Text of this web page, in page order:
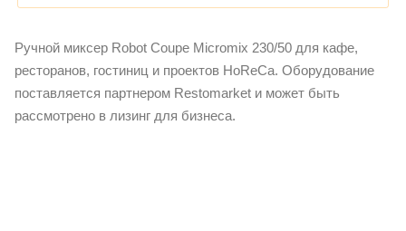
Ручной миксер Robot Coupe Micromix 230/50 для кафе,
ресторанов, гостиниц и проектов HoReCa. Оборудование
поставляется партнером Restomarket и может быть
рассмотрено в лизинг для бизнеса.